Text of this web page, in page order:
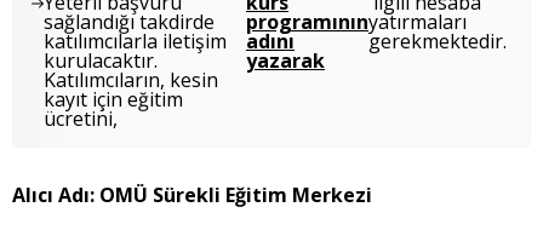
sağlandığı takdirde
katılımcılarla iletişim
kurulacaktır.
Katılımcıların, kesin
kayıt için eğitim
ücretini,
programının
adını
yazarak
yatırmaları
gerekmektedir.
Alıcı Adı: OMÜ Sürekli Eğitim Merkezi